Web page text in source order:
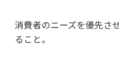
消費者のニーズを優先さ
ること。